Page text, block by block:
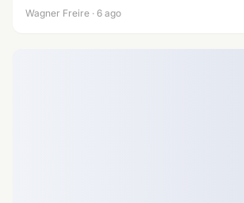
Wagner Freire · 6 ago